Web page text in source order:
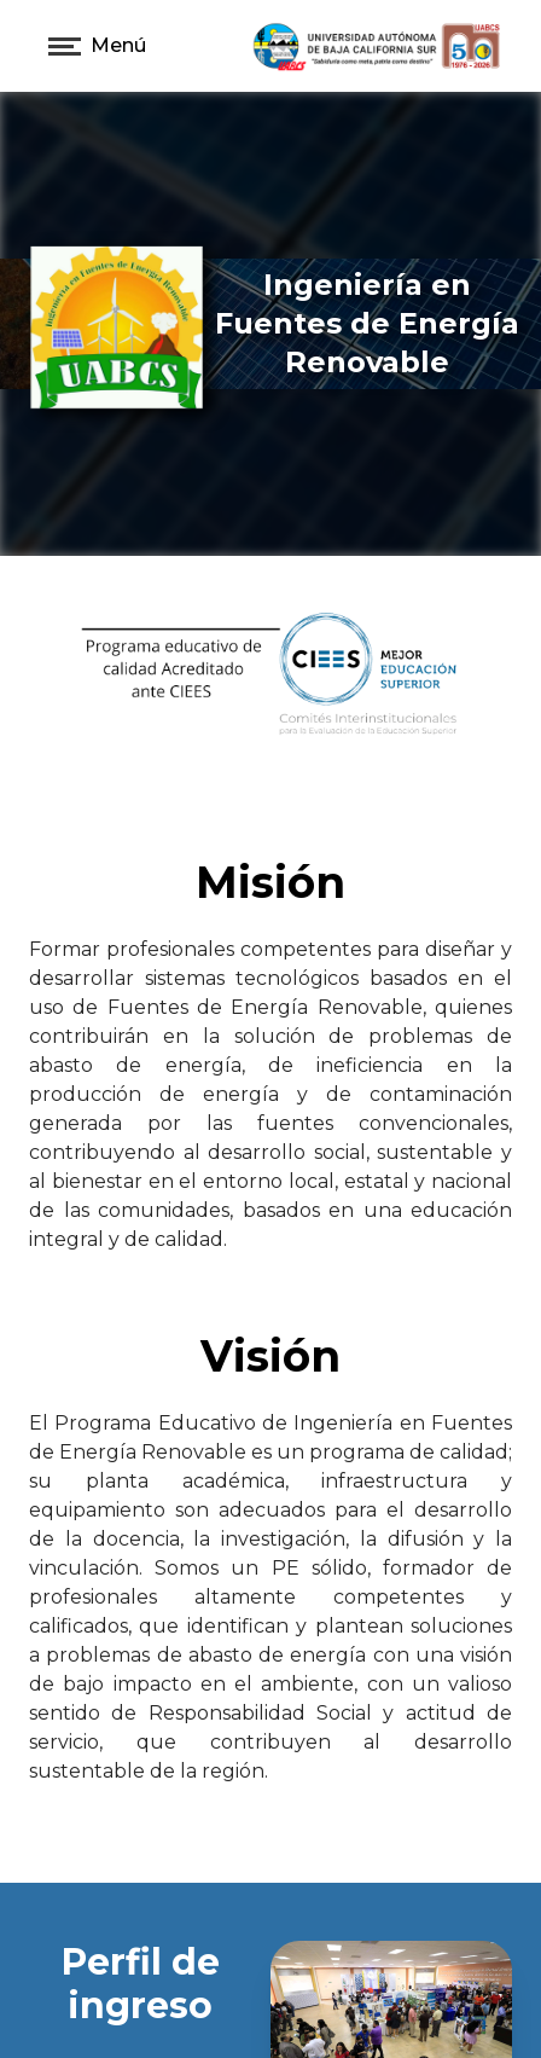
Menú
Ingeniería en
Fuentes de Energía
Renovable
Misión
Formar profesionales competentes para diseñar y
desarrollar sistemas tecnológicos basados en el
uso de Fuentes de Energía Renovable, quienes
contribuirán en la solución de problemas de
abasto de energía, de ineficiencia en la
producción de energía y de contaminación
generada por las fuentes convencionales,
contribuyendo al desarrollo social, sustentable y
al bienestar en el entorno local, estatal y nacional
de las comunidades, basados en una educación
integral y de calidad.
Visión
El Programa Educativo de Ingeniería en Fuentes
de Energía Renovable es un programa de calidad;
su planta académica, infraestructura y
equipamiento son adecuados para el desarrollo
de la docencia, la investigación, la difusión y la
vinculación. Somos un PE sólido, formador de
profesionales altamente competentes y
calificados, que identifican y plantean soluciones
a problemas de abasto de energía con una visión
de bajo impacto en el ambiente, con un valioso
sentido de Responsabilidad Social y actitud de
servicio, que contribuyen al desarrollo
sustentable de la región.
Perfil de
ingreso